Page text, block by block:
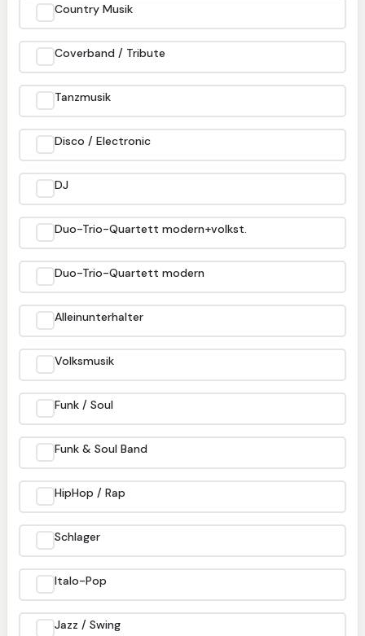
Country Musik
Coverband / Tribute
Tanzmusik
Disco / Electronic
DJ
Duo-Trio-Quartett modern+volkst.
Duo-Trio-Quartett modern
Alleinunterhalter
Volksmusik
Funk / Soul
Funk & Soul Band
HipHop / Rap
Schlager
Italo-Pop
Jazz / Swing